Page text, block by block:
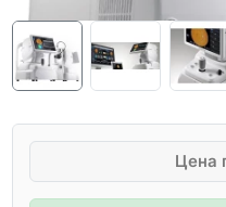
Цена